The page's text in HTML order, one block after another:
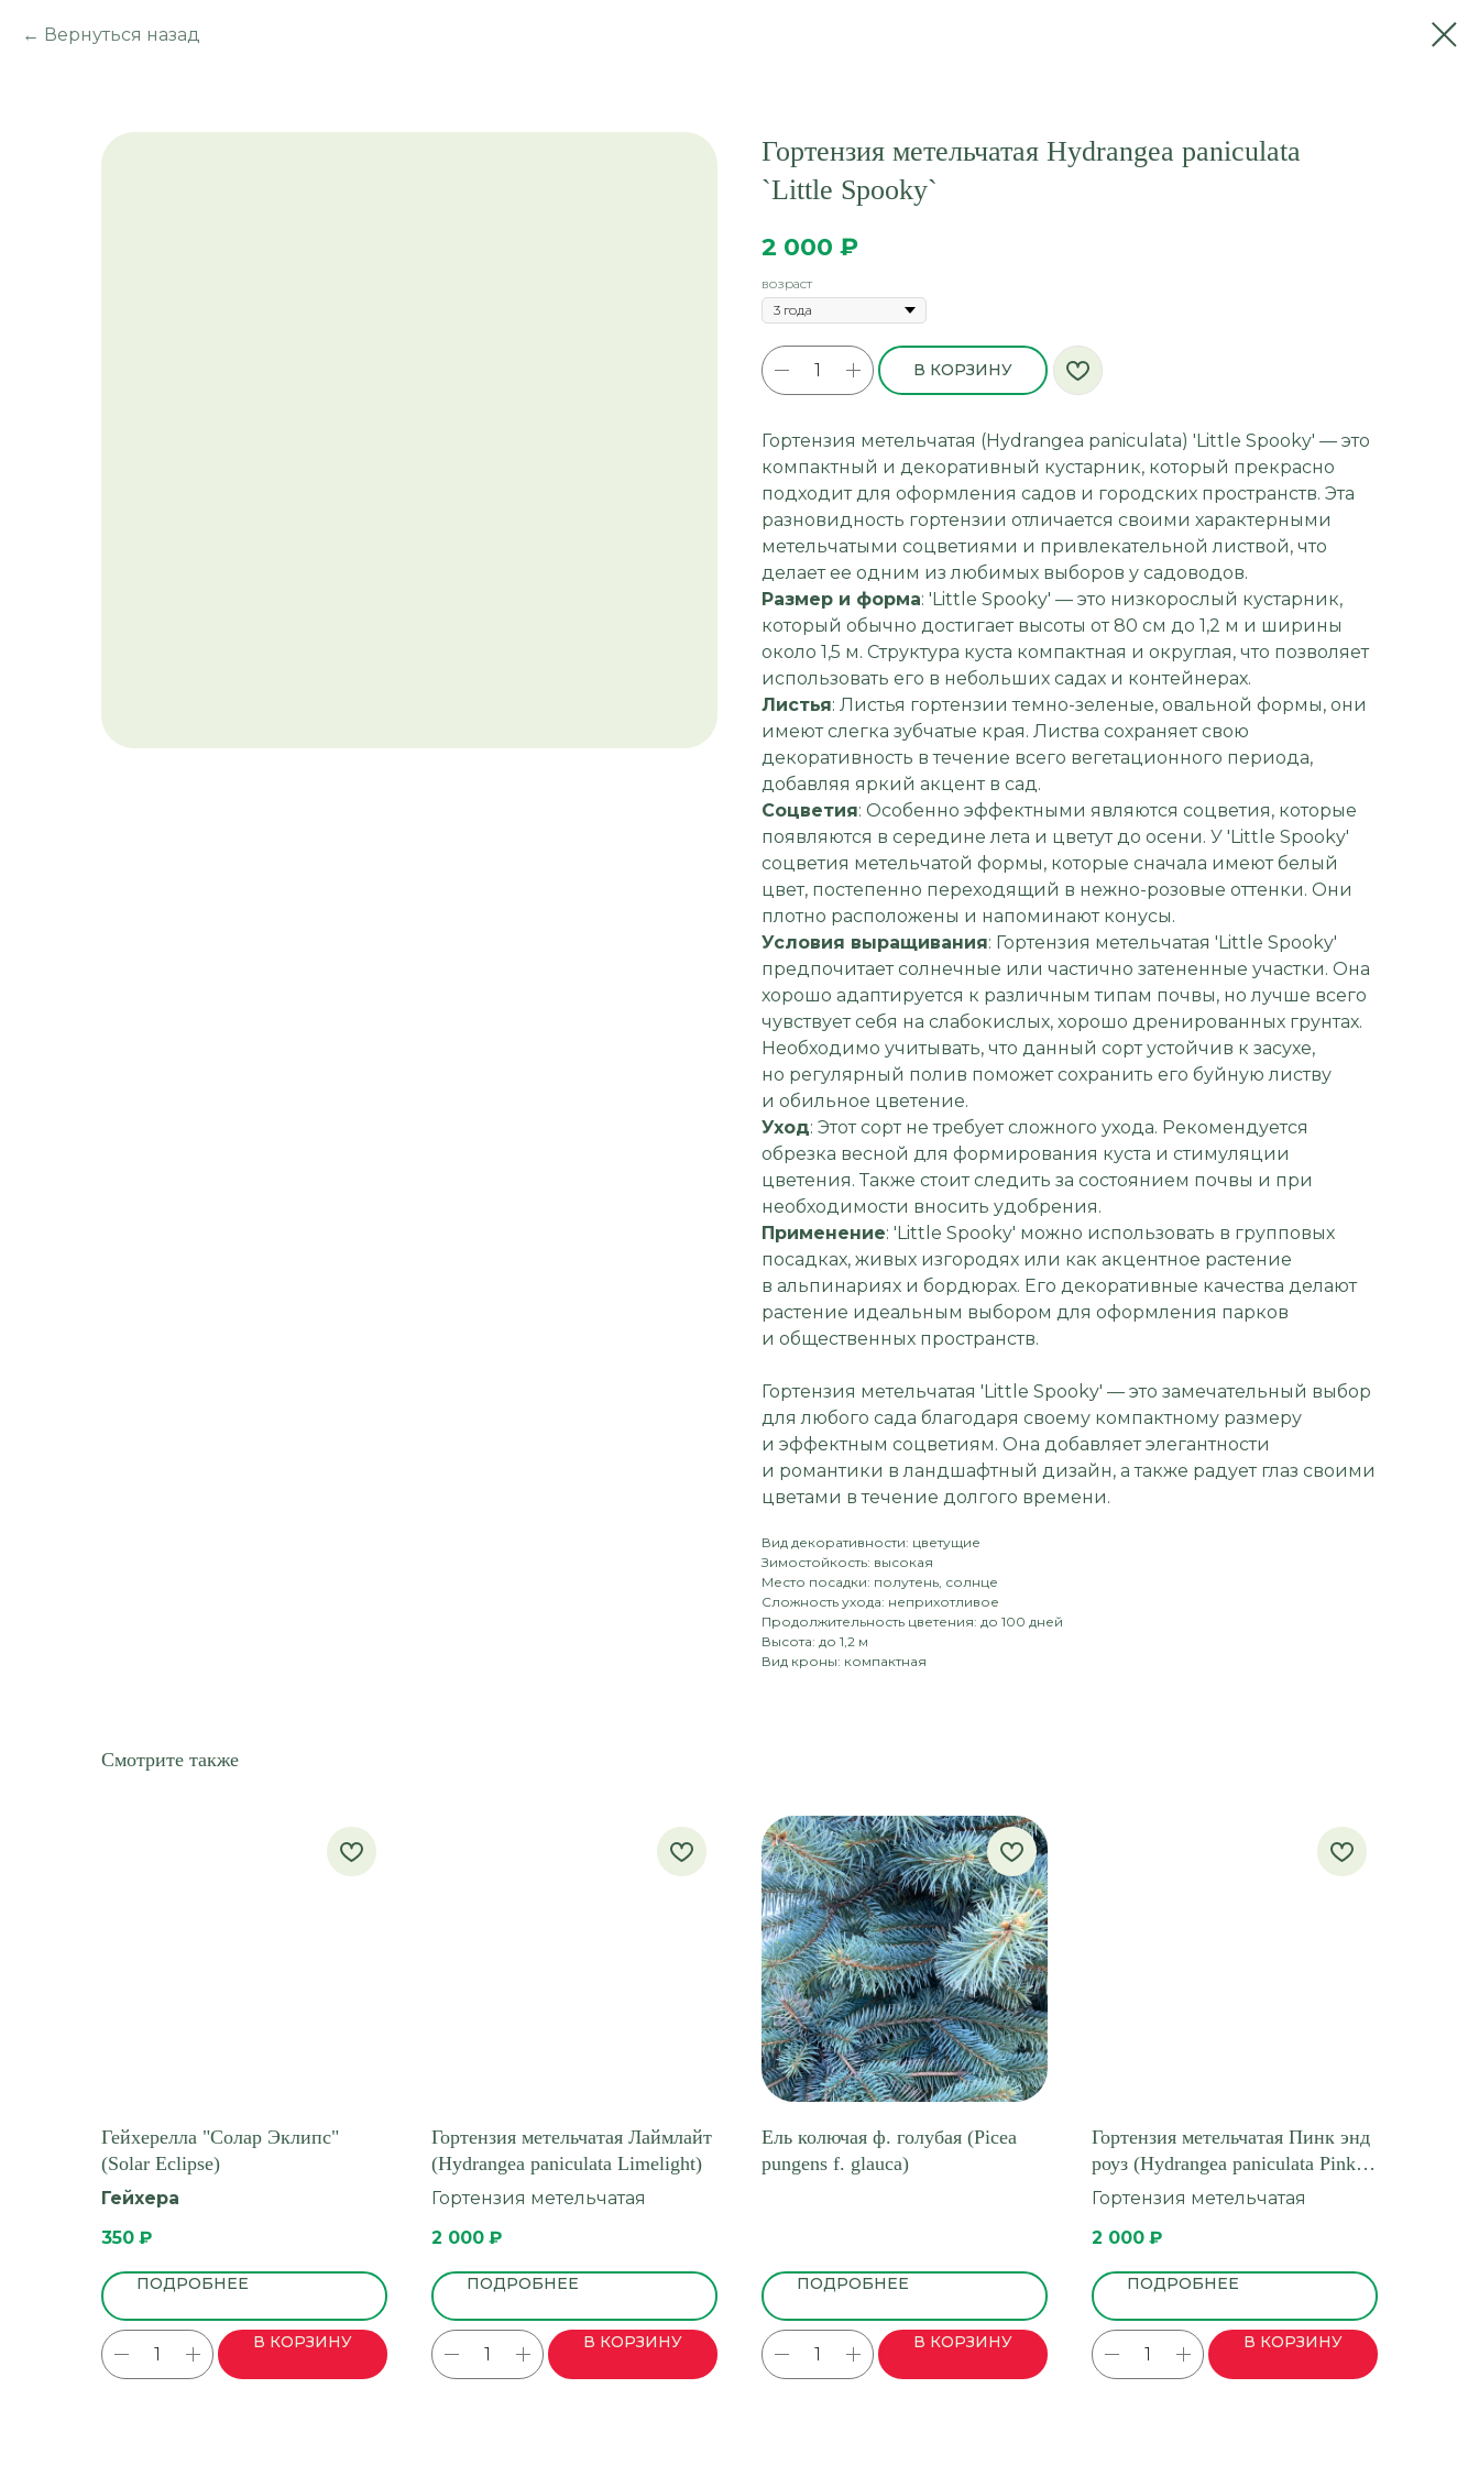
Вернуться назад
Гортензия метельчатая Hydrangea paniculata
`Little Spooky`
2 000 ₽
возраст
В КОРЗИНУ
Гортензия метельчатая (Hydrangea paniculata) 'Little Spooky' — это
компактный и декоративный кустарник, который прекрасно
подходит для оформления садов и городских пространств. Эта
разновидность гортензии отличается своими характерными
метельчатыми соцветиями и привлекательной листвой, что
делает ее одним из любимых выборов у садоводов.
Размер и форма: 'Little Spooky' — это низкорослый кустарник,
который обычно достигает высоты от 80 см до 1,2 м и ширины
около 1,5 м. Структура куста компактная и округлая, что позволяет
использовать его в небольших садах и контейнерах.
Листья: Листья гортензии темно-зеленые, овальной формы, они
имеют слегка зубчатые края. Листва сохраняет свою
декоративность в течение всего вегетационного периода,
добавляя яркий акцент в сад.
Соцветия: Особенно эффектными являются соцветия, которые
появляются в середине лета и цветут до осени. У 'Little Spooky'
соцветия метельчатой формы, которые сначала имеют белый
цвет, постепенно переходящий в нежно-розовые оттенки. Они
плотно расположены и напоминают конусы.
Условия выращивания: Гортензия метельчатая 'Little Spooky'
предпочитает солнечные или частично затененные участки. Она
хорошо адаптируется к различным типам почвы, но лучше всего
чувствует себя на слабокислых, хорошо дренированных грунтах.
Необходимо учитывать, что данный сорт устойчив к засухе,
но регулярный полив поможет сохранить его буйную листву
и обильное цветение.
Уход: Этот сорт не требует сложного ухода. Рекомендуется
обрезка весной для формирования куста и стимуляции
цветения. Также стоит следить за состоянием почвы и при
необходимости вносить удобрения.
Применение: 'Little Spooky' можно использовать в групповых
посадках, живых изгородях или как акцентное растение
в альпинариях и бордюрах. Его декоративные качества делают
растение идеальным выбором для оформления парков
и общественных пространств.
Гортензия метельчатая 'Little Spooky' — это замечательный выбор
для любого сада благодаря своему компактному размеру
и эффектным соцветиям. Она добавляет элегантности
и романтики в ландшафтный дизайн, а также радует глаз своими
цветами в течение долгого времени.
Вид декоративности: цветущие
Зимостойкость: высокая
Место посадки: полутень, солнце
Сложность ухода: неприхотливое
Продолжительность цветения: до 100 дней
Высота: до 1,2 м
Вид кроны: компактная
Смотрите также
Гейхерелла "Солар Эклипс"
(Solar Eclipse)
Гейхера
350 ₽
ПОДРОБНЕЕ
В КОРЗИНУ
Гортензия метельчатая Лаймлайт
(Hydrangea paniculata Limelight)
Гортензия метельчатая
2 000 ₽
ПОДРОБНЕЕ
В КОРЗИНУ
Ель колючая ф. голубая (Picea
pungens f. glauca)
ПОДРОБНЕЕ
В КОРЗИНУ
Гортензия метельчатая Пинк энд
роуз (Hydrangea paniculata Pink
and Rose)
Гортензия метельчатая
2 000 ₽
ПОДРОБНЕЕ
В КОРЗИНУ